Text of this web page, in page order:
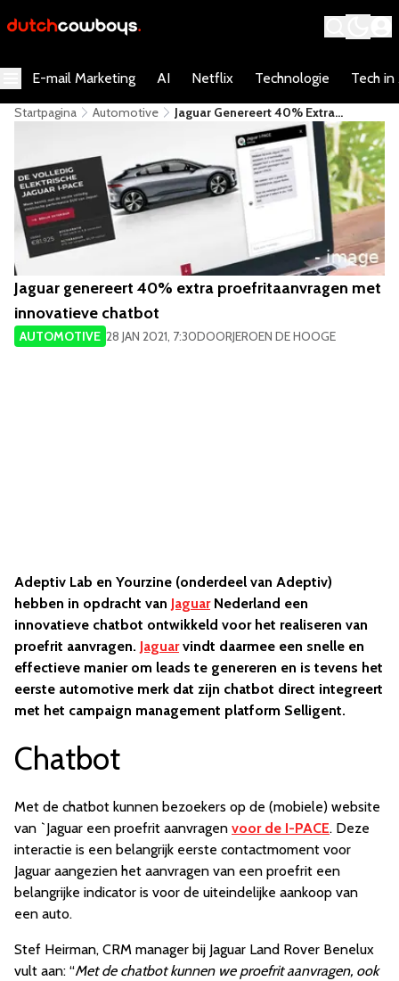
E-mail Marketing AI Netflix Technologie Tech in
Startpagina Automotive
Jaguar Genereert 40% Extra
Proefritaanvragen Met Innovatieve
Jaguar genereert 40% extra proefritaanvragen met
innovatieve chatbot
AUTOMOTIVE 28 JAN 2021, 7:30DOORJEROEN DE HOOGE
Adeptiv Lab en Yourzine (onderdeel van Adeptiv)
hebben in opdracht van JaguarNederland een
innovatieve chatbot ontwikkeld voor het realiseren van
proefrit aanvragen. Jaguarvindt daarmee een snelle en
effectieve manier om leads te genereren en is tevens het
eerste automotive merk dat zijn chatbot direct integreert
met het campaign management platform Selligent.
Chatbot
Met de chatbot kunnen bezoekers op de (mobiele) website
van `Jaguar een proefrit aanvragen voor de I-PACE. Deze
interactie is een belangrijk eerste contactmoment voor
Jaguar aangezien het aanvragen van een proefrit een
belangrijke indicator is voor de uiteindelijke aankoop van
een auto.
Stef Heirman, CRM manager bij Jaguar Land Rover Benelux
vult aan: “Met de chatbot kunnen we proefrit aanvragen, ook